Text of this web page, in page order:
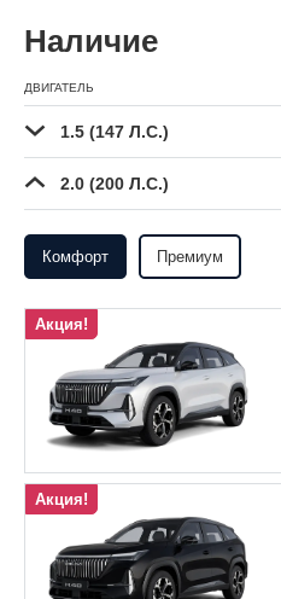
Наличие
ДВИГАТЕЛЬ
1.5 (147 Л.С.)
2.0 (200 Л.С.)
Комфорт Премиум
Акция!
Акция!